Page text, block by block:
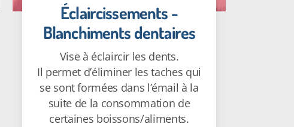
Éclaircissements -
Blanchiments dentaires
Vise à éclaircir les dents.
Il permet d’éliminer les taches qui
se sont formées dans l’émail à la
suite de la consommation de
certaines boissons/aliments.